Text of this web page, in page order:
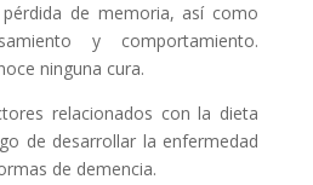
de memoria, así como
y comportamiento.
ninguna cura.
relacionados con la dieta
de desarrollar la enfermedad
de demencia.